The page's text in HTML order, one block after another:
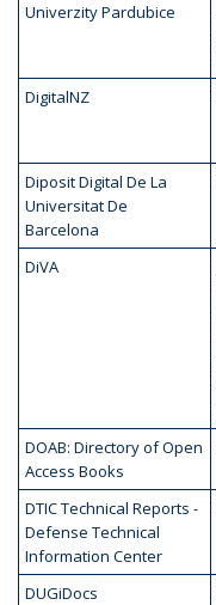
Univerzity Pardubice
DigitalNZ
Diposit Digital De La
Universitat De
Barcelona
DiVA
DOAB: Directory of Open
Access Books
DTIC Technical Reports -
Defense Technical
Information Center
DUGiDocs